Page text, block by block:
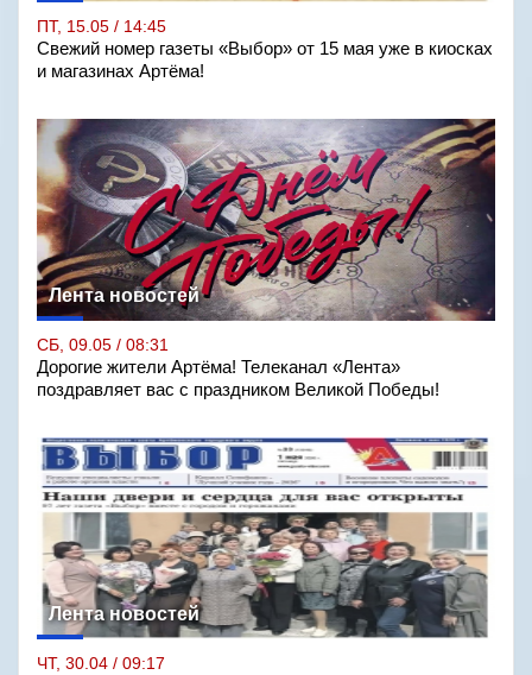
ПТ, 15.05 / 14:45
Свежий номер газеты «Выбор» от 15 мая уже в киосках
и магазинах Артёма!
Лента новостей
СБ, 09.05 / 08:31
Дорогие жители Артёма! Телеканал «Лента»
поздравляет вас с праздником Великой Победы!
Лента новостей
ЧТ, 30.04 / 09:17